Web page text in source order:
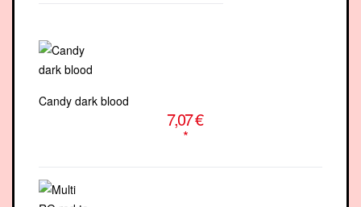
Candy dark blood
7,07 €
*